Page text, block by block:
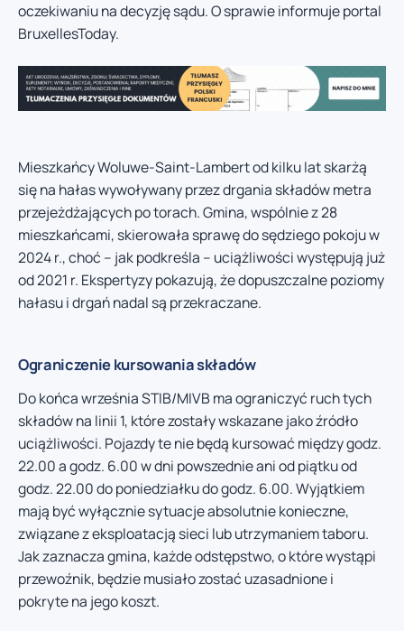
oczekiwaniu na decyzję sądu. O sprawie informuje portal
BruxellesToday.
Mieszkańcy Woluwe-Saint-Lambert od kilku lat skarżą
się na hałas wywoływany przez drgania składów metra
przejeżdżających po torach. Gmina, wspólnie z 28
mieszkańcami, skierowała sprawę do sędziego pokoju w
2024 r., choć – jak podkreśla – uciążliwości występują już
od 2021 r. Ekspertyzy pokazują, że dopuszczalne poziomy
hałasu i drgań nadal są przekraczane.
Ograniczenie kursowania składów
Do końca września STIB/MIVB ma ograniczyć ruch tych
składów na linii 1, które zostały wskazane jako źródło
uciążliwości. Pojazdy te nie będą kursować między godz.
22.00 a godz. 6.00 w dni powszednie ani od piątku od
godz. 22.00 do poniedziałku do godz. 6.00. Wyjątkiem
mają być wyłącznie sytuacje absolutnie konieczne,
związane z eksploatacją sieci lub utrzymaniem taboru.
Jak zaznacza gmina, każde odstępstwo, o które wystąpi
przewoźnik, będzie musiało zostać uzasadnione i
pokryte na jego koszt.